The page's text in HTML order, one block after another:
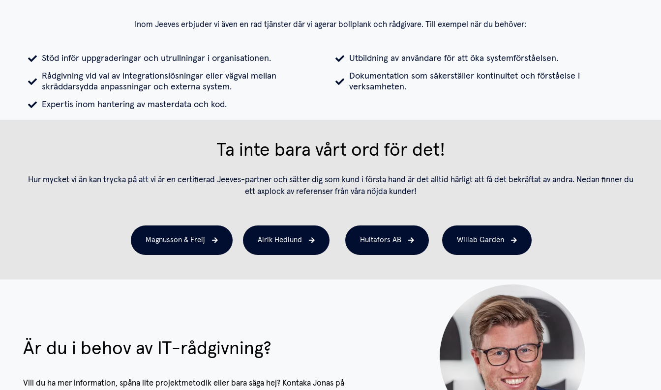
Inom Jeeves erbjuder vi även en rad tjänster där vi agerar bollplank och rådgivare. Till exempel när du behöver:
Stöd inför uppgraderingar och utrullningar i organisationen.
Rådgivning vid val av integrationslösningar eller vägval mellan
skräddarsydda anpassningar och externa system.
Expertis inom hantering av masterdata och kod.
Utbildning av användare för att öka systemförståelsen.
Dokumentation som säkerställer kontinuitet och förståelse i
verksamheten.
Ta inte bara vårt ord för det!
Hur mycket vi än kan trycka på att vi är en certifierad Jeeves-partner och sätter dig som kund i första hand är det alltid härligt att få det bekräftat av andra. Nedan finner du
ett axplock av referenser från våra nöjda kunder!
Magnusson & Freij Alrik Hedlund Hultafors AB Willab Garden
Är du i behov av IT-rådgivning?
Vill du ha mer information, spåna lite projektmetodik eller bara säga hej? Kontaka Jonas på